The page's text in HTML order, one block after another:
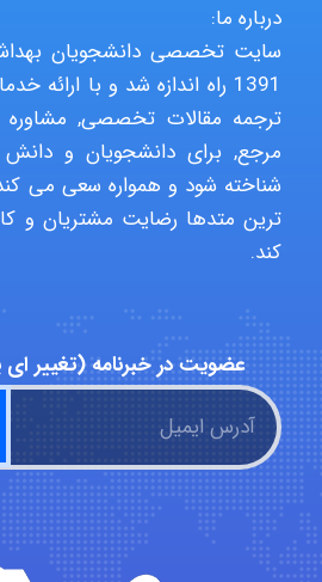
درباره ما:
سایت تخصصی دانشجویان
1391 راه اندازه شد و با
ترجمه مقالات تخصصی,
مرجع, برای دانشجویان و دانش
شناخته شود و همواره سعی می کند
ترین متدها رضایت مشتریان و
کند.
عضویت در خبرنامه (تغییر